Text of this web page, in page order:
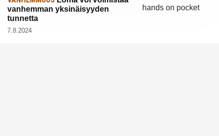
vanhemman yksinäisyyden
tunnetta
7.8.2024